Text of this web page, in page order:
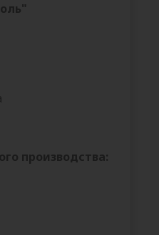
производства: